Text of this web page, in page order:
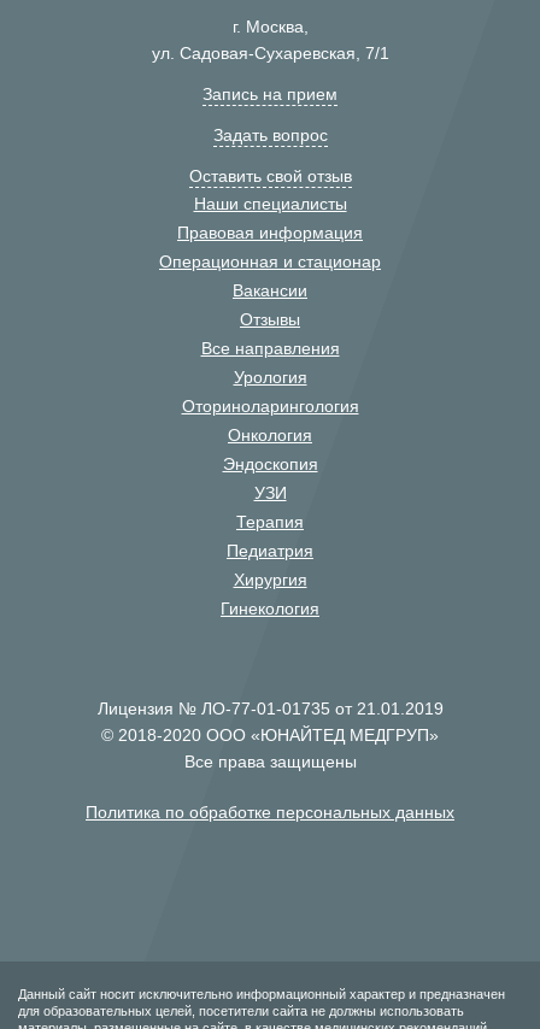
г. Москва,
ул. Садовая-Сухаревская, 7/1
Запись на прием
Задать вопрос
Оставить свой отзыв
Наши специалисты
Правовая информация
Операционная и стационар
Вакансии
Отзывы
Все направления
Урология
Оториноларингология
Онкология
Эндоскопия
УЗИ
Терапия
Педиатрия
Хирургия
Гинекология
Лицензия № ЛО-77-01-01735 от 21.01.2019
© 2018-2020 ООО «ЮНАЙТЕД МЕДГРУП»
Все права защищены
Политика по обработке персональных данных
Данный сайт носит исключительно информационный характер и предназначен
для образовательных целей, посетители сайта не должны использовать